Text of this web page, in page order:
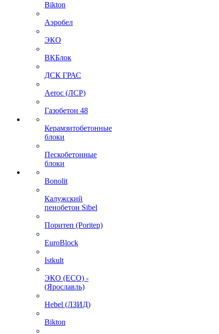
Bikton
Аэробел
ЭКО
ВКБлок
ДСК ГРАС
Aeroc (ЛСР)
Газобетон 48
Керамзитобетонные
блоки
Пескобетонные
блоки
Bonolit
Калужский
пенобетон Sibel
Поритеп (Poritep)
EuroBlock
Istkult
ЭКО (ECO) -
(Ярославль)
Hebel (ЛЗИД)
Bikton